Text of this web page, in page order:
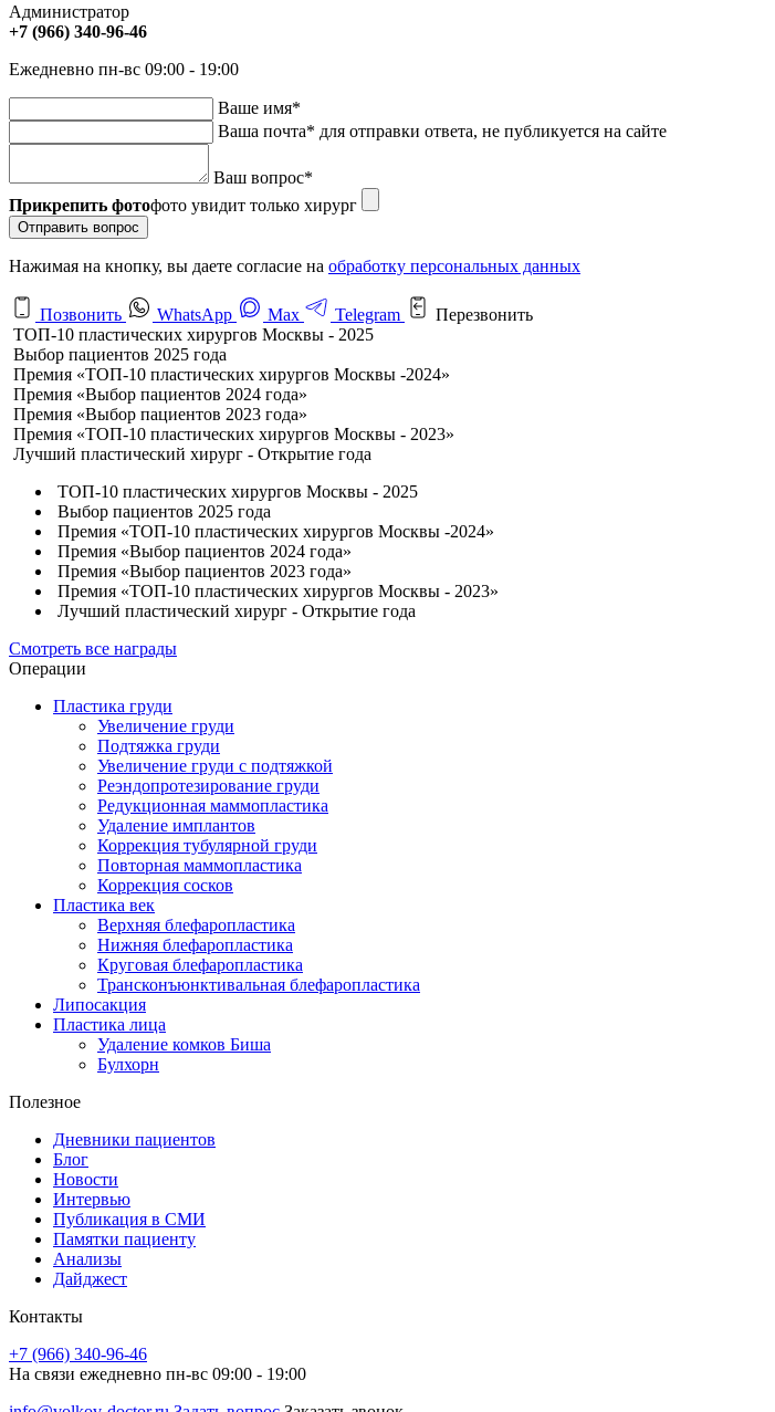
Администратор
+7 (966) 340-96-46
Ежедневно пн-вс 09:00 - 19:00
Ваше имя*
Ваша почта* для отправки ответа, не публикуется на сайте
Ваш вопрос*
Прикрепить фотофото увидит только хирург
Отправить вопрос
Нажимая на кнопку, вы даете согласие на обработку персональных данных
Позвонить WhatsApp Max Telegram
Перезвонить
ТОП-10 пластических хирургов Москвы - 2025
Выбор пациентов 2025 года
Премия «ТОП-10 пластических хирургов Москвы -2024»
Премия «Выбор пациентов 2024 года»
Премия «Выбор пациентов 2023 года»
Премия «ТОП-10 пластических хирургов Москвы - 2023»
Лучший пластический хирург - Открытие года
ТОП-10 пластических хирургов Москвы - 2025
Выбор пациентов 2025 года
Премия «ТОП-10 пластических хирургов Москвы -2024»
Премия «Выбор пациентов 2024 года»
Премия «Выбор пациентов 2023 года»
Премия «ТОП-10 пластических хирургов Москвы - 2023»
Лучший пластический хирург - Открытие года
Смотреть все награды
Операции
Пластика груди
Увеличение груди
Подтяжка груди
Увеличение груди с подтяжкой
Реэндопротезирование груди
Редукционная маммопластика
Удаление имплантов
Коррекция тубулярной груди
Повторная маммопластика
Коррекция сосков
Пластика век
Верхняя блефаропластика
Нижняя блефаропластика
Круговая блефаропластика
Трансконъюнктивальная блефаропластика
Липосакция
Пластика лица
Удаление комков Биша
Булхорн
Полезное
Дневники пациентов
Блог
Новости
Интервью
Публикация в СМИ
Памятки пациенту
Анализы
Дайджест
Контакты
+7 (966) 340-96-46
На связи ежедневно пн-вс 09:00 - 19:00